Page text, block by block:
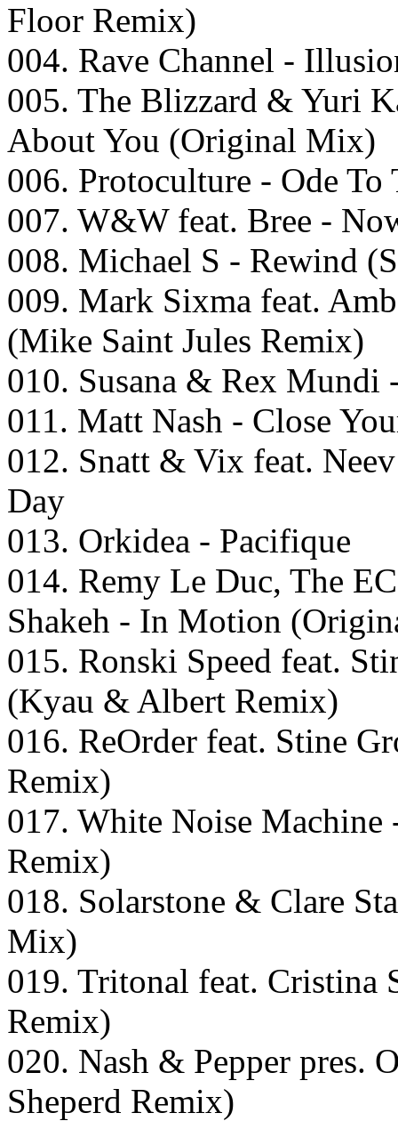
Floor Remix)
004. Rave Channel -
005. The Blizzard & Yuri
About You (Original Mix)
006. Protoculture - Ode
007. W&W feat. Bree -
008. Michael S - Rewind
009. Mark Sixma feat.
(Mike Saint Jules Remix)
010. Susana & Rex
011. Matt Nash - Close
012. Snatt & Vix feat.
Day
013. Orkidea - Pacifique
014. Remy Le Duc, The
Shakeh - In Motion
015. Ronski Speed feat.
(Kyau & Albert Remix)
016. ReOrder feat. Stine
Remix)
017. White Noise
Remix)
018. Solarstone & Clare
Mix)
019. Tritonal feat. Cristina
Remix)
020. Nash & Pepper pres.
Sheperd Remix)